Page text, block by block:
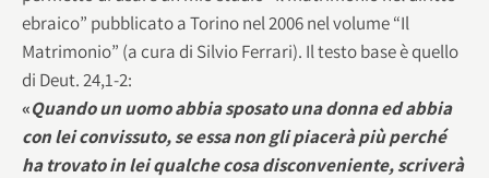
ebraico” pubblicato a Torino nel 2006 nel volume “Il
Matrimonio” (a cura di Silvio Ferrari). Il testo base è quello
di Deut. 24,1-2:
«Quando un uomo abbia sposato una donna ed abbia
con lei convissuto, se essa non gli piacerà più perché
ha trovato in lei qualche cosa disconveniente, scriverà